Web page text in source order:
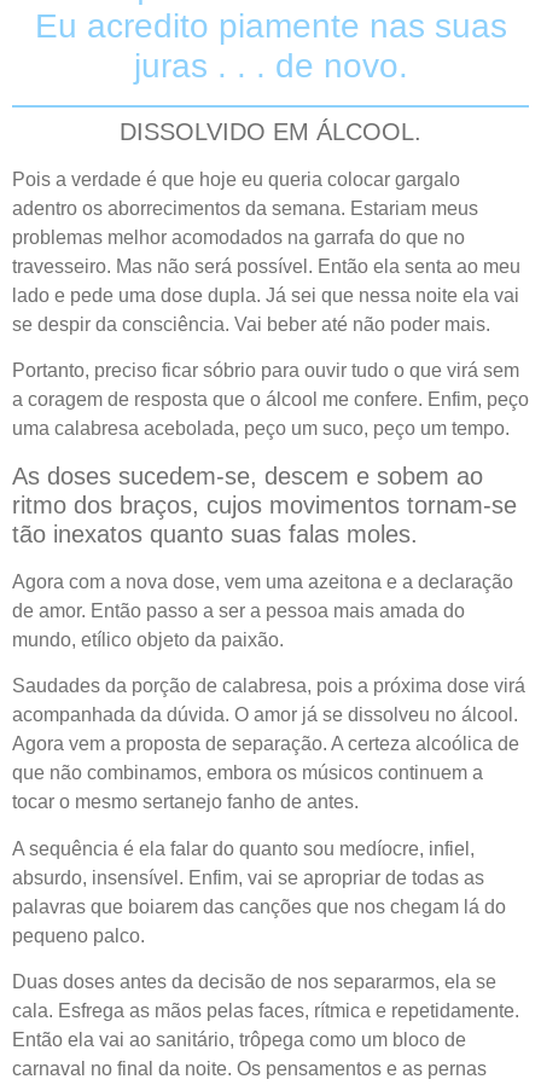
Eu acredito piamente nas suas
juras . . . de novo.
DISSOLVIDO EM ÁLCOOL.
Pois a verdade é que hoje eu queria colocar gargalo
adentro os aborrecimentos da semana. Estariam meus
problemas melhor acomodados na garrafa do que no
travesseiro. Mas não será possível. Então ela senta ao meu
lado e pede uma dose dupla. Já sei que nessa noite ela vai
se despir da consciência. Vai beber até não poder mais.
Portanto, preciso ficar sóbrio para ouvir tudo o que virá sem
a coragem de resposta que o álcool me confere. Enfim, peço
uma calabresa acebolada, peço um suco, peço um tempo.
As doses sucedem-se, descem e sobem ao
ritmo dos braços, cujos movimentos tornam-se
tão inexatos quanto suas falas moles.
Agora com a nova dose, vem uma azeitona e a declaração
de amor. Então passo a ser a pessoa mais amada do
mundo, etílico objeto da paixão.
Saudades da porção de calabresa, pois a próxima dose virá
acompanhada da dúvida. O amor já se dissolveu no álcool.
Agora vem a proposta de separação. A certeza alcoólica de
que não combinamos, embora os músicos continuem a
tocar o mesmo sertanejo fanho de antes.
A sequência é ela falar do quanto sou medíocre, infiel,
absurdo, insensível. Enfim, vai se apropriar de todas as
palavras que boiarem das canções que nos chegam lá do
pequeno palco.
Duas doses antes da decisão de nos separarmos, ela se
cala. Esfrega as mãos pelas faces, rítmica e repetidamente.
Então ela vai ao sanitário, trôpega como um bloco de
carnaval no final da noite. Os pensamentos e as pernas